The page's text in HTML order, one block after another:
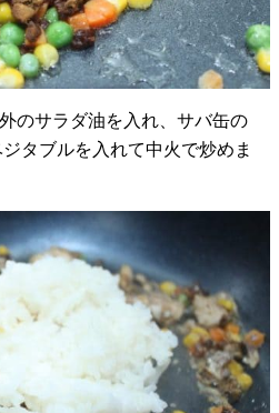
のサラダ油を入れ、サバ缶の
タブルを入れて中火で炒めま